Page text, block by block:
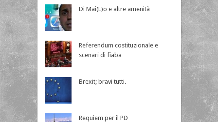
Di Mai(L)o e altre amenità
Referendum costituzionale e
scenari di fiaba
Brexit; bravi tutti.
Requiem per il PD